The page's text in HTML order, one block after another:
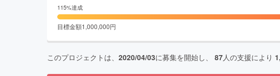
115%達成
目標金額1,000,000円
このプロジェクトは、 2020/04/03に募集を開始し、 87人の支援により